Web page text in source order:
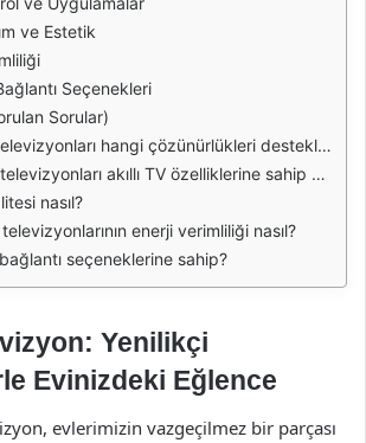
ve Estetik
Seçenekleri
Sorular)
hangi çözünürlükleri destekliyor?
akıllı TV özelliklerine sahip mi?
nasıl?
enerji verimliliği nasıl?
seçeneklerine sahip?
Yenilikçi
Evinizdeki Eğlence
evlerimizin vazgeçilmez bir parçası